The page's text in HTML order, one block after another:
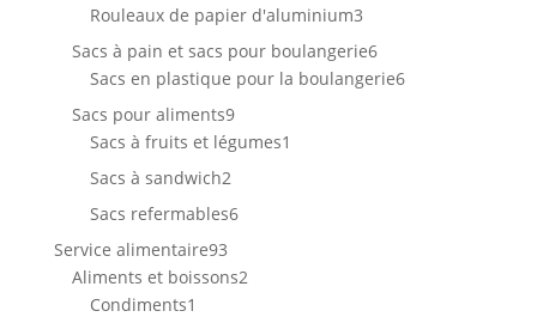
produits
Rouleaux de papier d'aluminium33
produits
Sacs à pain et sacs pour boulangerie66
produits
Sacs en plastique pour la boulangerie66
Sacs pour aliments99
produits
Sacs à fruits et légumes1
Sacs à sandwich22
produits
Sacs refermables66
Service alimentaire9393
produits
Aliments et boissons22
Condiments1